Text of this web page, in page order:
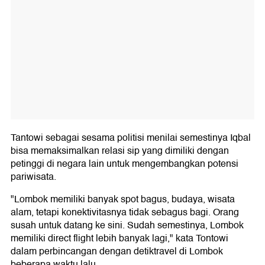
Tantowi sebagai sesama politisi menilai semestinya Iqbal
bisa memaksimalkan relasi sip yang dimiliki dengan
petinggi di negara lain untuk mengembangkan potensi
pariwisata.
"Lombok memiliki banyak spot bagus, budaya, wisata
alam, tetapi konektivitasnya tidak sebagus bagi. Orang
susah untuk datang ke sini. Sudah semestinya, Lombok
memiliki direct flight lebih banyak lagi," kata Tontowi
dalam perbincangan dengan detiktravel di Lombok